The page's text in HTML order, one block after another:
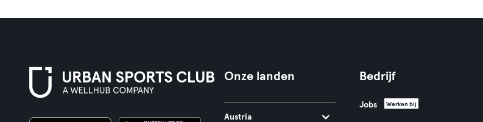
Onze landen
Austria
Bedrijf
Jobs Werken bij